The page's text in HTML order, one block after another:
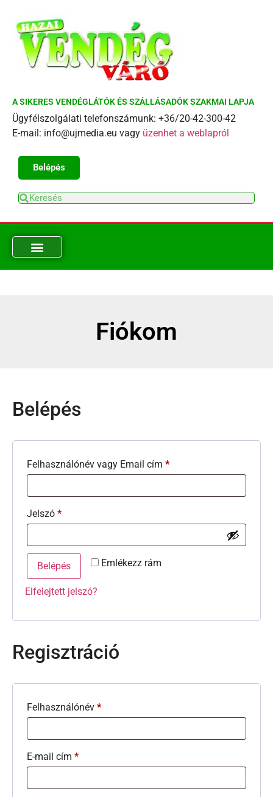
A SIKERES VENDÉGLÁTÓK ÉS SZÁLLÁSADÓK SZAKMAI LAPJA
Ügyfélszolgálati telefonszámunk: +36/20-42-300-42
E-mail: info@ujmedia.eu vagy üzenhet a weblapról
Belépés
Fiókom
Belépés
Felhasználónév vagy Email cím *
Jelszó *
Emlékezz rám
Belépés
Elfelejtett jelszó?
Regisztráció
Felhasználónév *
E-mail cím *